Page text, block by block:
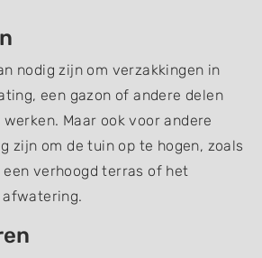
nodig zijn om verzakkingen in
een gazon of andere delen
Maar ook voor andere
zijn om de tuin op te hogen, zoals
verhoogd terras of het